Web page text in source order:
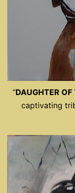
“DAUGHTER OF
captivating